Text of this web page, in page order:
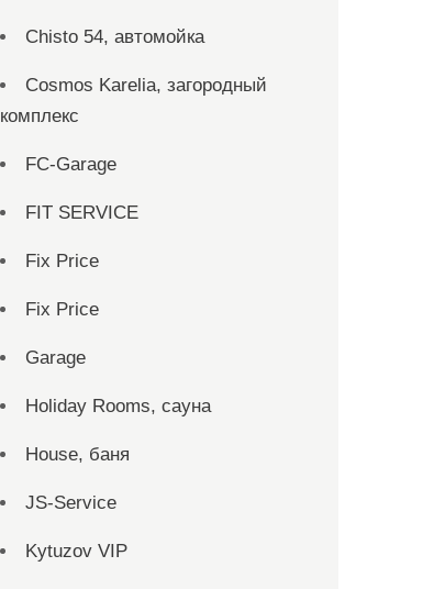
Chisto 54, автомойка
Cosmos Karelia, загородный
комплекс
FC-Garage
FIT SERVICE
Fix Price
Fix Price
Garage
Holiday Rooms, сауна
House, баня
JS-Service
Kytuzov VIP